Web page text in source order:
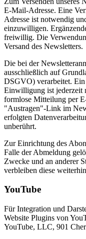
E-Mail-Adresse. Eine
Adresse ist notwendig
einzuwilligen.
freiwillig. Die
Versand des Newsletters.
Die bei der
ausschließlich auf
DSGVO) verarbeitet.
Einwilligung ist jederzeit
formlose Mitteilung per
"Austragen"-Link im
erfolgten
unberührt.
Zur Einrichtung des
Falle der Abmeldung
Zwecke und an anderer
verbleiben diese
YouTube
Für Integration und
Website Plugins von
YouTube, LLC, 901